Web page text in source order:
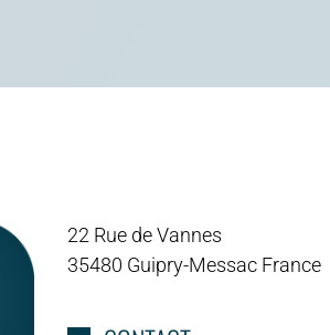
22 Rue de Vannes
35480 Guipry-Messac France